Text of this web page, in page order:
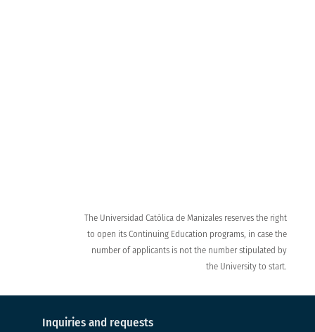
The Universidad Católica de Manizales reserves the right
to open its Continuing Education programs, in case the
number of applicants is not the number stipulated by
the University to start.
Inquiries and requests